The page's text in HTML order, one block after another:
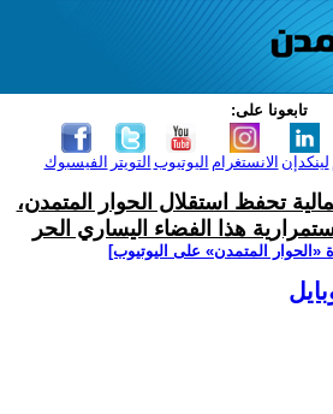
تابعونا على:
الفيسبوك التويتر اليوتيوب الانستغرام لينكدإن
تحفظ استقلال الحوار المتمدن،
هذا الفضاء اليساري الحر
‫«الحوار المتمدن» على اليوتيوب]